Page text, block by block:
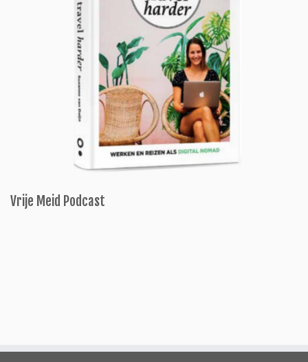
Vrije Meid Podcast